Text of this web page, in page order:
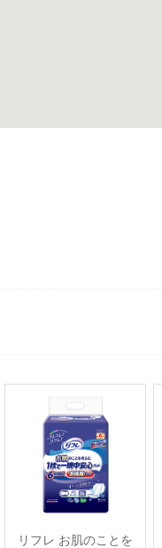
リフレ お肌のことを